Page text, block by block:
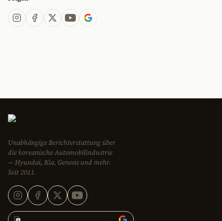
Unabhängige Berichterstattung über
die koreanische Automobilindustrie
— Hyundai, Kia, Genesis und mehr.
Seit 2011.